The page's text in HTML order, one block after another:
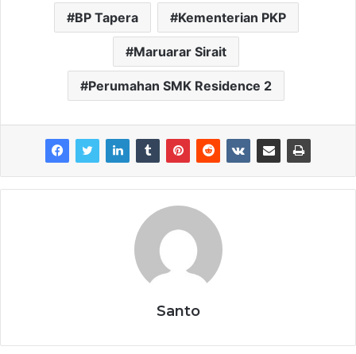
BP Tapera Kementerian PKP
Maruarar Sirait
Perumahan SMK Residence 2
Santo